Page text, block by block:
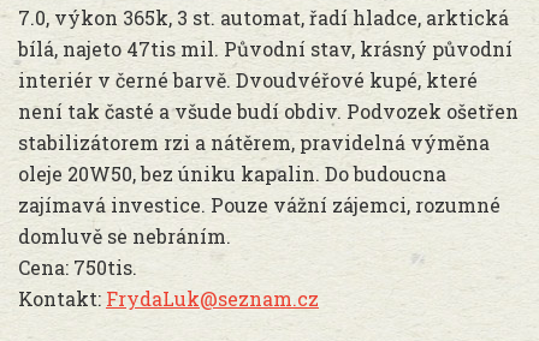
7.0, výkon 365k, 3 st. automat, řadí hladce, arktická
bílá, najeto 47tis mil. Původní stav, krásný původní
interiér v černé barvě. Dvoudvéřové kupé, které
není tak časté a všude budí obdiv. Podvozek ošetřen
stabilizátorem rzi a nátěrem, pravidelná výměna
oleje 20W50, bez úniku kapalin. Do budoucna
zajímavá investice. Pouze vážní zájemci, rozumné
domluvě se nebráním.
Cena: 750tis.
Kontakt: FrydaLuk@seznam.cz